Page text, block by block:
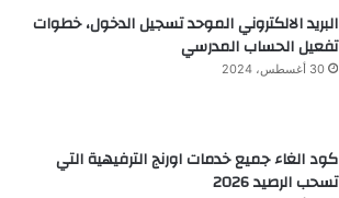
البريد الالكتروني الموحد تسجيل الدخول، خطوات
تفعيل الحساب المدرسي
30 أغسطس، 2024
كود الغاء جميع خدمات اورنج الترفيهية التي
تسحب الرصيد 2026